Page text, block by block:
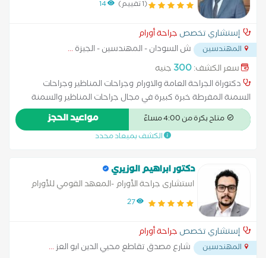
(1 تقييم) 14
إستشاري تخصص جراحة أورام
المهندسين ش السودان - المهندسين - الجيزة...
سعر الكشف:300 جنيه
دكتوراة الجراحة العامة والاورام وجراحات المناظير وجراحات
السمنة المفرطة خبرة كبيرة في مجال جراحات المناظير والسمنة
خبرة كبيرة في جراحات الأورام وجراحات الجهاز الهضمي خبرة كبيرة
في جراحات أورام الثدي والغدد الصماء
متاح بكرة من 4:00 مساءً مواعيد الحجز
الكشف بميعاد محدد
دكتور ابراهيم الوزيري
استشارى جراحة الأورام -المعهد القومي للأورام
-جامعة القاهرة 27
إستشاري تخصص جراحة أورام
المهندسين شارع مصدق تقاطع محيي الدين ابو العز...